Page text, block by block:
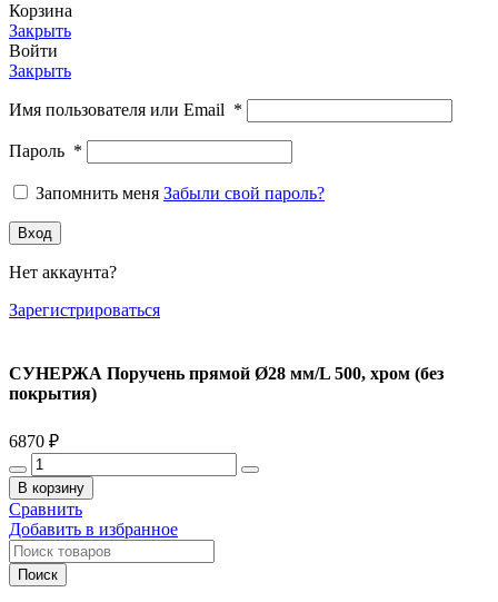
Корзина
Закрыть
Войти
Закрыть
Имя пользователя или Email *
Пароль *
Запомнить меня Забыли свой пароль?
Вход
Нет аккаунта?
Зарегистрироваться
СУНЕРЖА Поручень прямой Ø28 мм/L 500, хром (без
покрытия)
6870 ₽
Количество
товара
СУНЕРЖА
Поручень
прямой
Ø28
мм/L
В корзину
Сравнить
Добавить в избранное
Поиск